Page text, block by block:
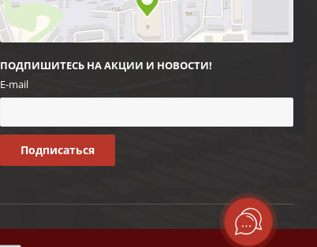
ПОДПИШИТЕСЬ НА АКЦИИ И НОВОСТИ!
E-mail